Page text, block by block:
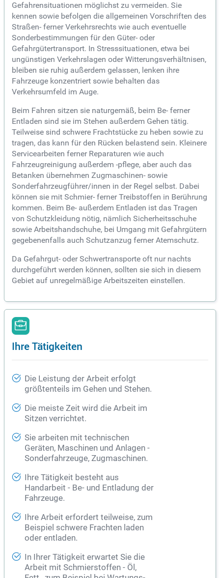
Gefahrensituationen möglichst zu vermeiden. Sie
kennen sowie befolgen die allgemeinen Vorschriften des
Straßen- ferner Verkehrsrechts wie auch eventuelle
Sonderbestimmungen für den Güter- oder
Gefahrgütertransport. In Stresssituationen, etwa bei
ungünstigen Verkehrslagen oder Witterungsverhältnisen,
bleiben sie ruhig außerdem gelassen, lenken ihre
Fahrzeuge konzentriert sowie behalten das
Verkehrsumfeld im Auge.
Beim Fahren sitzen sie naturgemäß, beim Be- ferner
Entladen sind sie im Stehen außerdem Gehen tätig.
Teilweise sind schwere Frachtstücke zu heben sowie zu
tragen, das kann für den Rücken belastend sein. Kleinere
Servicearbeiten ferner Reparaturen wie auch
Fahrzeugreinigung außerdem -pflege, aber auch das
Betanken übernehmen Zugmaschinen- sowie
Sonderfahrzeugführer/innen in der Regel selbst. Dabei
können sie mit Schmier- ferner Treibstoffen in Berührung
kommen. Beim Be- außerdem Entladen ist das Tragen
von Schutzkleidung nötig, nämlich Sicherheitsschuhe
sowie Arbeitshandschuhe, bei Umgang mit Gefahrgütern
gegebenenfalls auch Schutzanzug ferner Atemschutz.
Da Gefahrgut- oder Schwertransporte oft nur nachts
durchgeführt werden können, sollten sie sich in diesem
Gebiet auf unregelmäßige Arbeitszeiten einstellen.
Ihre Tätigkeiten
Die Leistung der Arbeit erfolgt
größtenteils im Gehen und Stehen.
Die meiste Zeit wird die Arbeit im
Sitzen verrichtet.
Sie arbeiten mit technischen
Geräten, Maschinen und Anlagen -
Sonderfahrzeuge, Zugmaschinen.
Ihre Tätigkeit besteht aus
Handarbeit - Be- und Entladung der
Fahrzeuge.
Ihre Arbeit erfordert teilweise, zum
Beispiel schwere Frachten laden
oder entladen.
In Ihrer Tätigkeit erwartet Sie die
Arbeit mit Schmierstoffen - Öl,